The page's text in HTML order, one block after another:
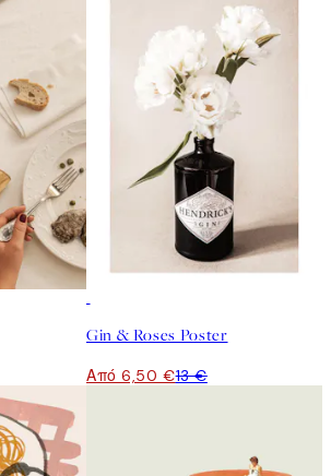
Gin & Roses Poster
Από 6,50 €13 €